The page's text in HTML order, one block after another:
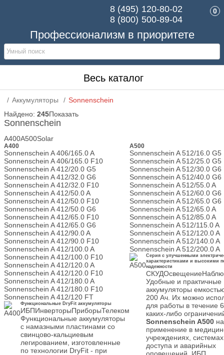
Профессионализм в приоритете
8 (495) 120-80-02
8 (800) 500-89-04
0
Весь каталог
Аккумуляторы Sonnenschein
Цена,
р.
от
Марка
Sonnenschein (32)
SOLAR (4)
Напряжение,
В
6 (2)
12 (34)
Ёмкость,
Ач
16-
22
(2)
23-
55
(10)
56-
89
(5)
90- (10)
Найдено: 245Показать
Sonnenschein
A400A500Solar
A400
Sonnenschein A 406/165.0 A
Sonnenschein A 406/165.0 F10
Sonnenschein A 412/20.0 G5
Sonnenschein A 412/32.0 G6
Sonnenschein A 412/32.0 F10
Sonnenschein A 412/50.0 A
Sonnenschein A 412/50.0 F10
Sonnenschein A 412/50.0 G6
Sonnenschein A 412/65.0 F10
Sonnenschein A 412/65.0 G6
Sonnenschein A 412/90.0 A
Sonnenschein A 412/90.0 F10
Sonnenschein A 412/100.0 A
Sonnenschein A 412/100.0 F10
Sonnenschein A 412/120.0 A
Sonnenschein A 412/120.0 F10
Sonnenschein A 412/180.0 A
Sonnenschein A 412/180.0 F10
Sonnenschein A 412/120 FT
Функциональные DryFit аккумуляторы
ИБПИнверторыПриборыТелеком
Функциональные аккумуляторы
с намазными пластинами со
свинцово-кальциевым
легированием, изготовленные
по технологии DryFit - при
A500
Sonnenschein A 512/16.0 G5
Sonnenschein A 512/25.0 G5
Sonnenschein A 512/30.0 G6
Sonnenschein A 512/40.0 G6
Sonnenschein A 512/55.0 A
Sonnenschein A 512/60.0 G6
Sonnenschein A 512/65.0 G6
Sonnenschein A 512/65.0 A
Sonnenschein A 512/85.0 A
Sonnenschein A 512/115.0 A
Sonnenschein A 512/120.0 A
Sonnenschein A 512/140.0 A
Sonnenschein A 512/200.0 A
Серия с улучшенными
характеристиками и высокими
надежности
СКУДОсвещение
Удобные и практичные
аккумуляторы
200 Ач. Их можно
для работы в течение
каких-либо
Sonnenschein A500
применение в
учреждениях,
доступа и аварийных